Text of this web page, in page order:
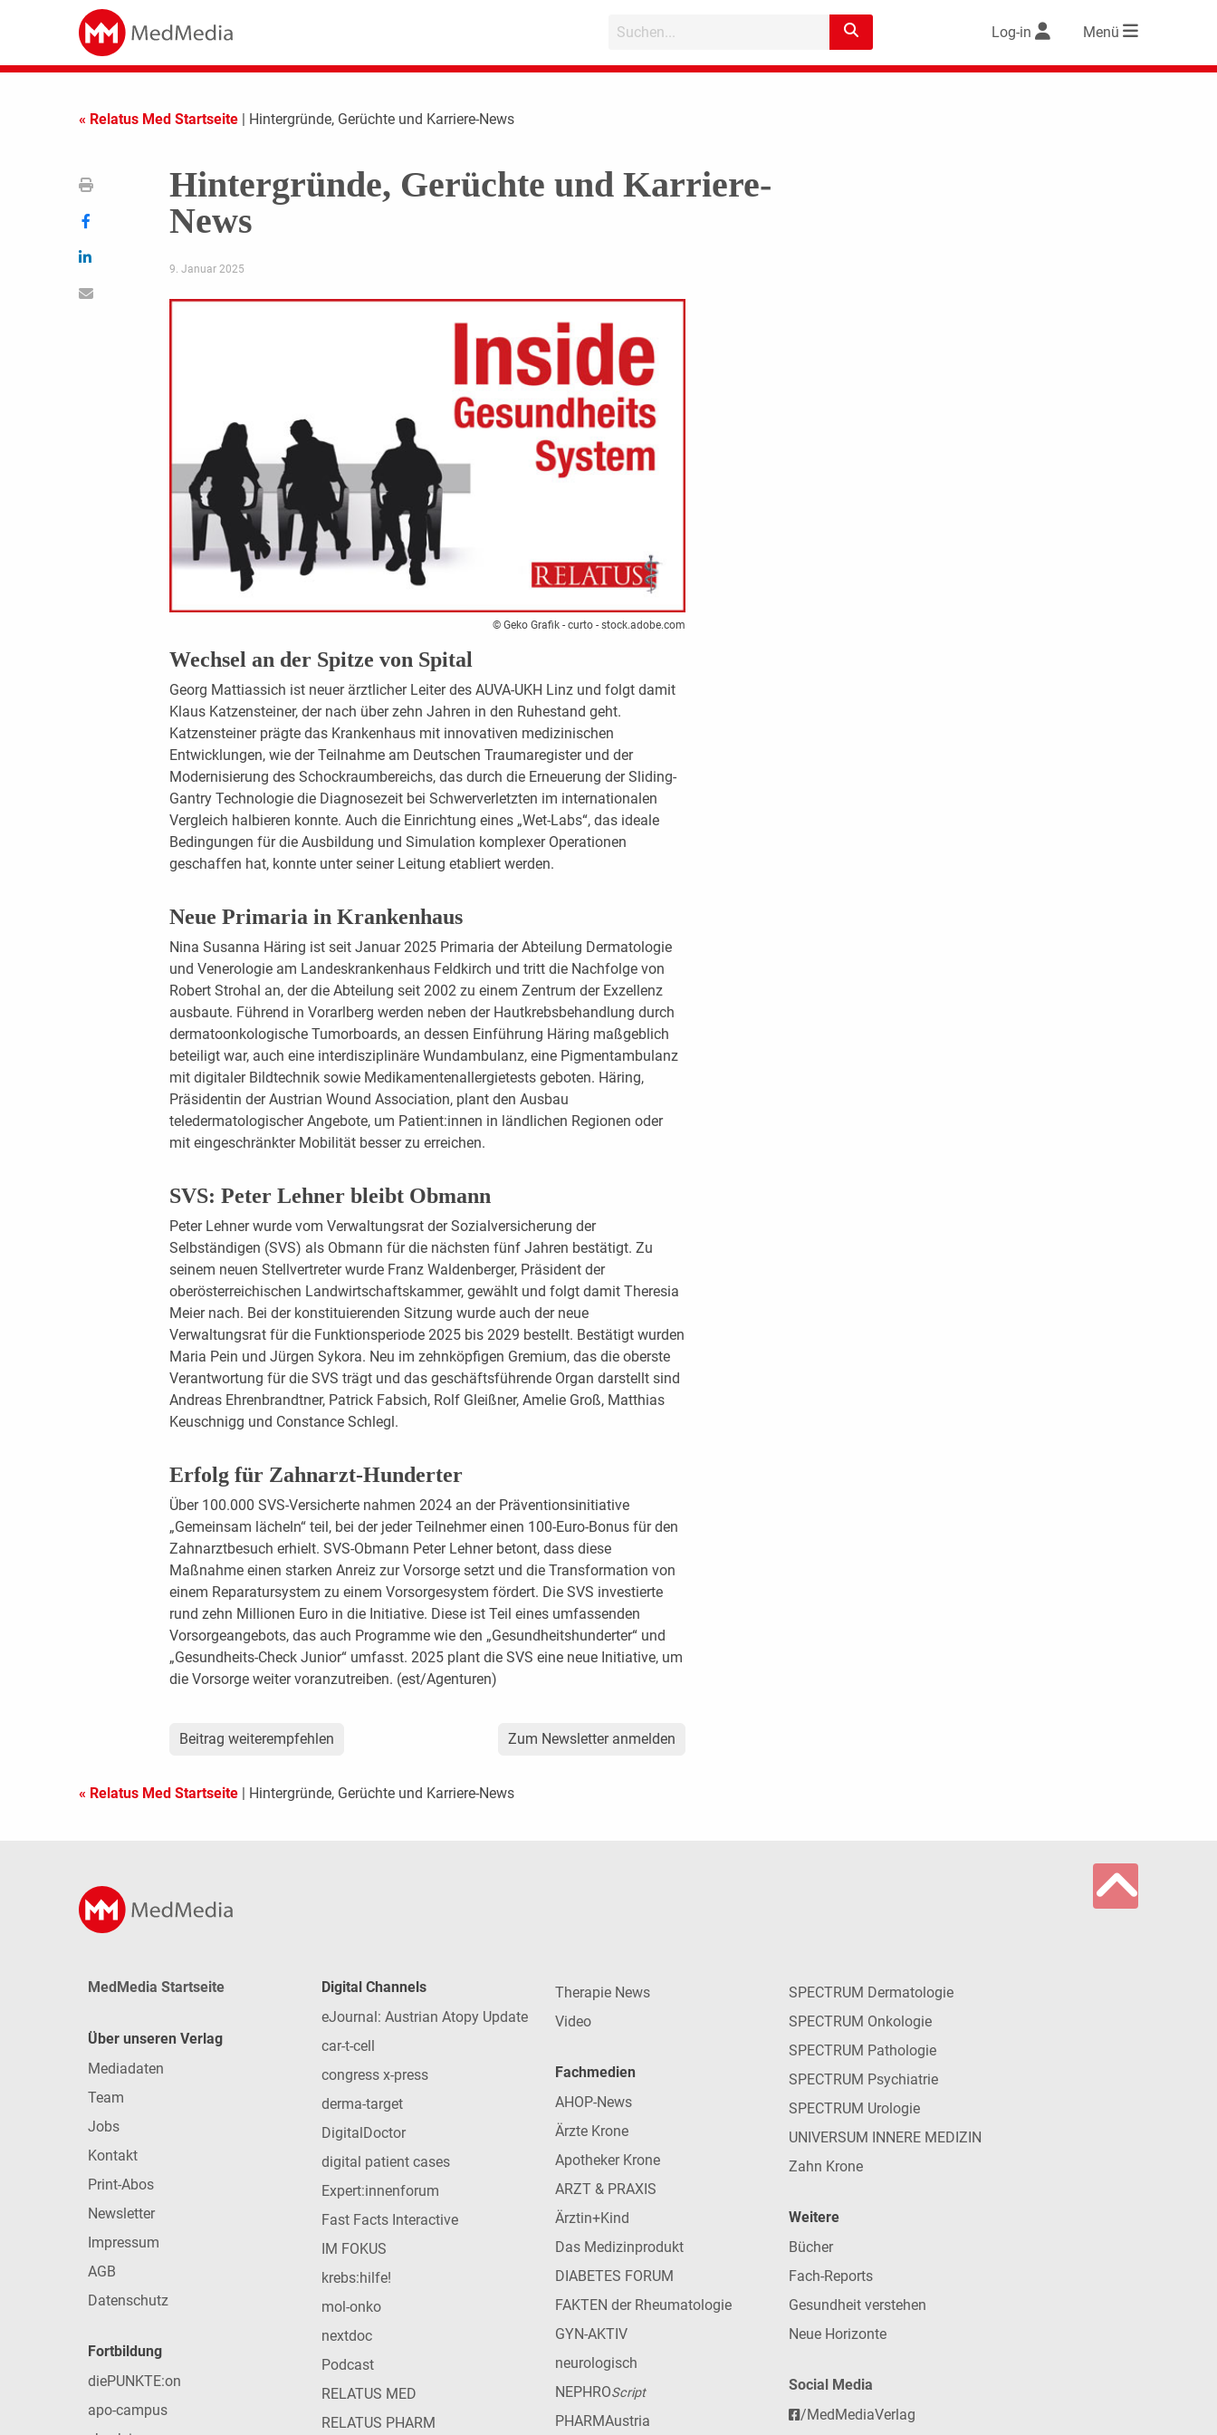
Log-in Menü
« Relatus Med Startseite | Hintergründe, Gerüchte und Karriere-News
Hintergründe, Gerüchte und Karriere-
News
9. Januar 2025
© Geko Grafik - curto - stock.adobe.com
Wechsel an der Spitze von Spital
Georg Mattiassich ist neuer ärztlicher Leiter des AUVA-UKH Linz und folgt damit
Klaus Katzensteiner, der nach über zehn Jahren in den Ruhestand geht.
Katzensteiner prägte das Krankenhaus mit innovativen medizinischen
Entwicklungen, wie der Teilnahme am Deutschen Traumaregister und der
Modernisierung des Schockraumbereichs, das durch die Erneuerung der Sliding-
Gantry Technologie die Diagnosezeit bei Schwerverletzten im internationalen
Vergleich halbieren konnte. Auch die Einrichtung eines „Wet-Labs“, das ideale
Bedingungen für die Ausbildung und Simulation komplexer Operationen
geschaffen hat, konnte unter seiner Leitung etabliert werden.
Neue Primaria in Krankenhaus
Nina Susanna Häring ist seit Januar 2025 Primaria der Abteilung Dermatologie
und Venerologie am Landeskrankenhaus Feldkirch und tritt die Nachfolge von
Robert Strohal an, der die Abteilung seit 2002 zu einem Zentrum der Exzellenz
ausbaute. Führend in Vorarlberg werden neben der Hautkrebsbehandlung durch
dermatoonkologische Tumorboards, an dessen Einführung Häring maßgeblich
beteiligt war, auch eine interdisziplinäre Wundambulanz, eine Pigmentambulanz
mit digitaler Bildtechnik sowie Medikamentenallergietests geboten. Häring,
Präsidentin der Austrian Wound Association, plant den Ausbau
teledermatologischer Angebote, um Patient:innen in ländlichen Regionen oder
mit eingeschränkter Mobilität besser zu erreichen.
SVS: Peter Lehner bleibt Obmann
Peter Lehner wurde vom Verwaltungsrat der Sozialversicherung der
Selbständigen (SVS) als Obmann für die nächsten fünf Jahren bestätigt. Zu
seinem neuen Stellvertreter wurde Franz Waldenberger, Präsident der
oberösterreichischen Landwirtschaftskammer, gewählt und folgt damit Theresia
Meier nach. Bei der konstituierenden Sitzung wurde auch der neue
Verwaltungsrat für die Funktionsperiode 2025 bis 2029 bestellt. Bestätigt wurden
Maria Pein und Jürgen Sykora. Neu im zehnköpfigen Gremium, das die oberste
Verantwortung für die SVS trägt und das geschäftsführende Organ darstellt sind
Andreas Ehrenbrandtner, Patrick Fabsich, Rolf Gleißner, Amelie Groß, Matthias
Keuschnigg und Constance Schlegl.
Erfolg für Zahnarzt-Hunderter
Über 100.000 SVS-Versicherte nahmen 2024 an der Präventionsinitiative
„Gemeinsam lächeln“ teil, bei der jeder Teilnehmer einen 100-Euro-Bonus für den
Zahnarztbesuch erhielt. SVS-Obmann Peter Lehner betont, dass diese
Maßnahme einen starken Anreiz zur Vorsorge setzt und die Transformation von
einem Reparatursystem zu einem Vorsorgesystem fördert. Die SVS investierte
rund zehn Millionen Euro in die Initiative. Diese ist Teil eines umfassenden
Vorsorgeangebots, das auch Programme wie den „Gesundheitshunderter“ und
„Gesundheits-Check Junior“ umfasst. 2025 plant die SVS eine neue Initiative, um
die Vorsorge weiter voranzutreiben. (est/Agenturen)
Beitrag weiterempfehlen Zum Newsletter anmelden
« Relatus Med Startseite | Hintergründe, Gerüchte und Karriere-News
MedMedia Startseite
Über unseren Verlag
Mediadaten
Team
Jobs
Kontakt
Print-Abos
Newsletter
Impressum
AGB
Datenschutz
Fortbildung
diePUNKTE:on
apo-campus
Digital Channels
eJournal: Austrian Atopy Update
car-t-cell
congress x-press
derma-target
DigitalDoctor
digital patient cases
Expert:innenforum
Fast Facts Interactive
IM FOKUS
krebs:hilfe!
mol-onko
nextdoc
Podcast
RELATUS MED
RELATUS PHARM
Therapie News
Video
Fachmedien
AHOP-News
Ärzte Krone
Apotheker Krone
ARZT & PRAXIS
Ärztin+Kind
Das Medizinprodukt
DIABETES FORUM
FAKTEN der Rheumatologie
GYN-AKTIV
neurologisch
NEPHROScript
PHARMAustria
SPECTRUM Dermatologie
SPECTRUM Onkologie
SPECTRUM Pathologie
SPECTRUM Psychiatrie
SPECTRUM Urologie
UNIVERSUM INNERE MEDIZIN
Zahn Krone
Weitere
Bücher
Fach-Reports
Gesundheit verstehen
Neue Horizonte
Social Media
/MedMediaVerlag